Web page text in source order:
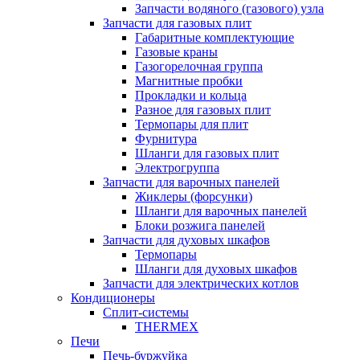
Запчасти водяного (газового) узла
Запчасти для газовых плит
Габаритные комплектующие
Газовые краны
Газогорелочная группа
Магнитные пробки
Прокладки и кольца
Разное для газовых плит
Термопары для плит
Фурнитура
Шланги для газовых плит
Электрогруппа
Запчасти для варочных панелей
Жиклеры (форсунки)
Шланги для варочных панелей
Блоки розжига панелей
Запчасти для духовых шкафов
Термопары
Шланги для духовых шкафов
Запчасти для электрических котлов
Кондиционеры
Сплит-системы
THERMEX
Печи
Печь-буржуйка